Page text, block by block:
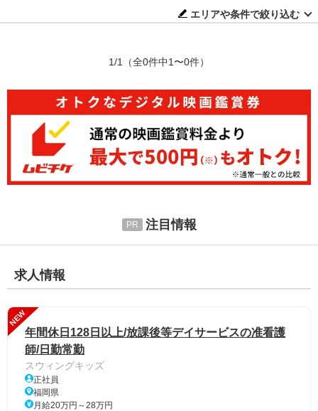
エリアや条件で絞り込む
1/1 （全0件中1〜0件）
注目情報
求人情報
NEW
年間休日128日以上/放課後等デイサービスの准看護
師/日勤常勤
スウィングキッズ
正社員
福岡県
月給20万円～28万円